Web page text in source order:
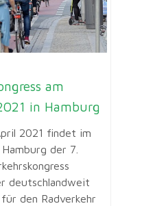
am
in Hamburg
2021 findet im
der 7.
deutschlandweit
den Radverkehr